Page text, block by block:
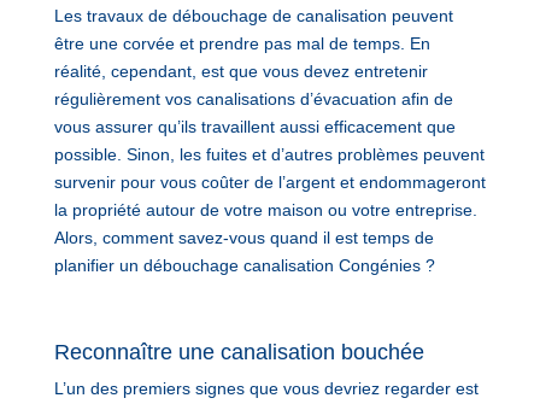
Les travaux de débouchage de canalisation peuvent
être une corvée et prendre pas mal de temps. En
réalité, cependant, est que vous devez entretenir
régulièrement vos canalisations d’évacuation afin de
vous assurer qu’ils travaillent aussi efficacement que
possible. Sinon, les fuites et d’autres problèmes peuvent
survenir pour vous coûter de l’argent et endommageront
la propriété autour de votre maison ou votre entreprise.
Alors, comment savez-vous quand il est temps de
planifier un débouchage canalisation Congénies ?
Reconnaître une canalisation bouchée
L’un des premiers signes que vous devriez regarder est